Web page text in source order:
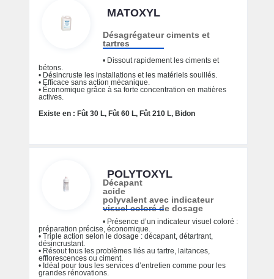
MATOXYL
Désagrégateur ciments et
tartres
• Dissout rapidement les ciments et
bétons.
• Désincruste les installations et les matériels souillés.
• Efficace sans action mécanique.
• Économique grâce à sa forte concentration en matières
actives.
Existe en : Fût 30 L, Fût 60 L, Fût 210 L, Bidon
POLYTOXYL
Décapant
acide
polyvalent avec indicateur
visuel coloré de dosage
• Présence d’un indicateur visuel coloré :
préparation précise, économique.
• Triple action selon le dosage : décapant, détartrant,
désincrustant.
• Résout tous les problèmes liés au tartre, laitances,
efflorescences ou ciment.
• Idéal pour tous les services d’entretien comme pour les
grandes rénovations.